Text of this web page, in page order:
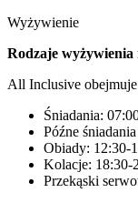
Wyżywienie
Rodzaje wyżywienia
All Inclusive
Śniadania:
Późne
Obiady: 12:30-
Kolacje: 18:30-
Przekąski